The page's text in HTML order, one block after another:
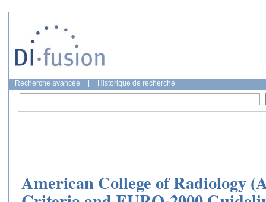
Recherche avancée Historique de recherche
American College of Radiology